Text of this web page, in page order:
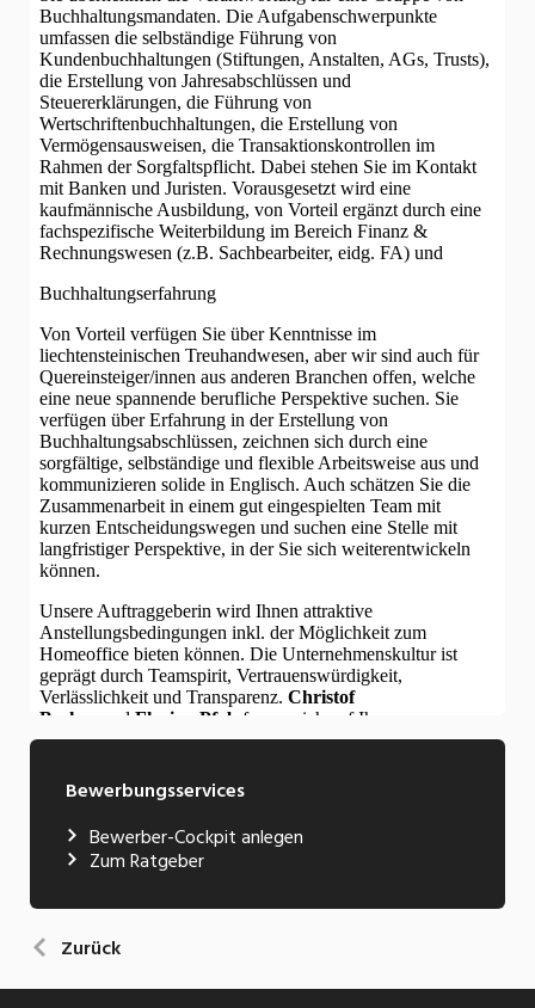
Bewerbungsservices
Bewerber-Cockpit anlegen
Zum Ratgeber
Zurück